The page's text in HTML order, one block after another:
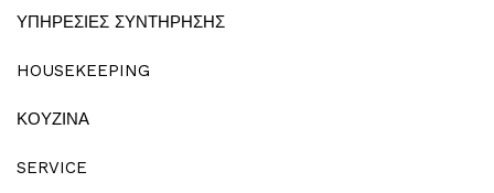
ΥΠΗΡΕΣΙΕΣ ΣΥΝΤΗΡΗΣΗΣ
HOUSEKEEPING
ΚΟΥΖΙΝΑ
SERVICE